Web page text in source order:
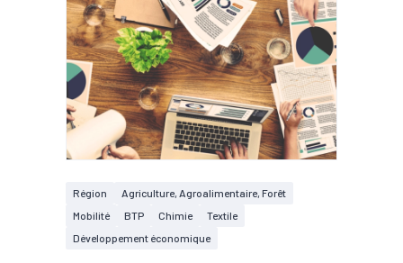
Région
Agriculture, Agroalimentaire, Forêt
Mobilité
BTP Chimie
Textile
Développement économique